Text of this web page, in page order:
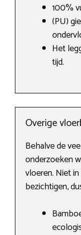
100%
(PU)
Het
tijd.
Overige
Behalve de
onderzoeken
vloeren. Niet
bezichtigen,